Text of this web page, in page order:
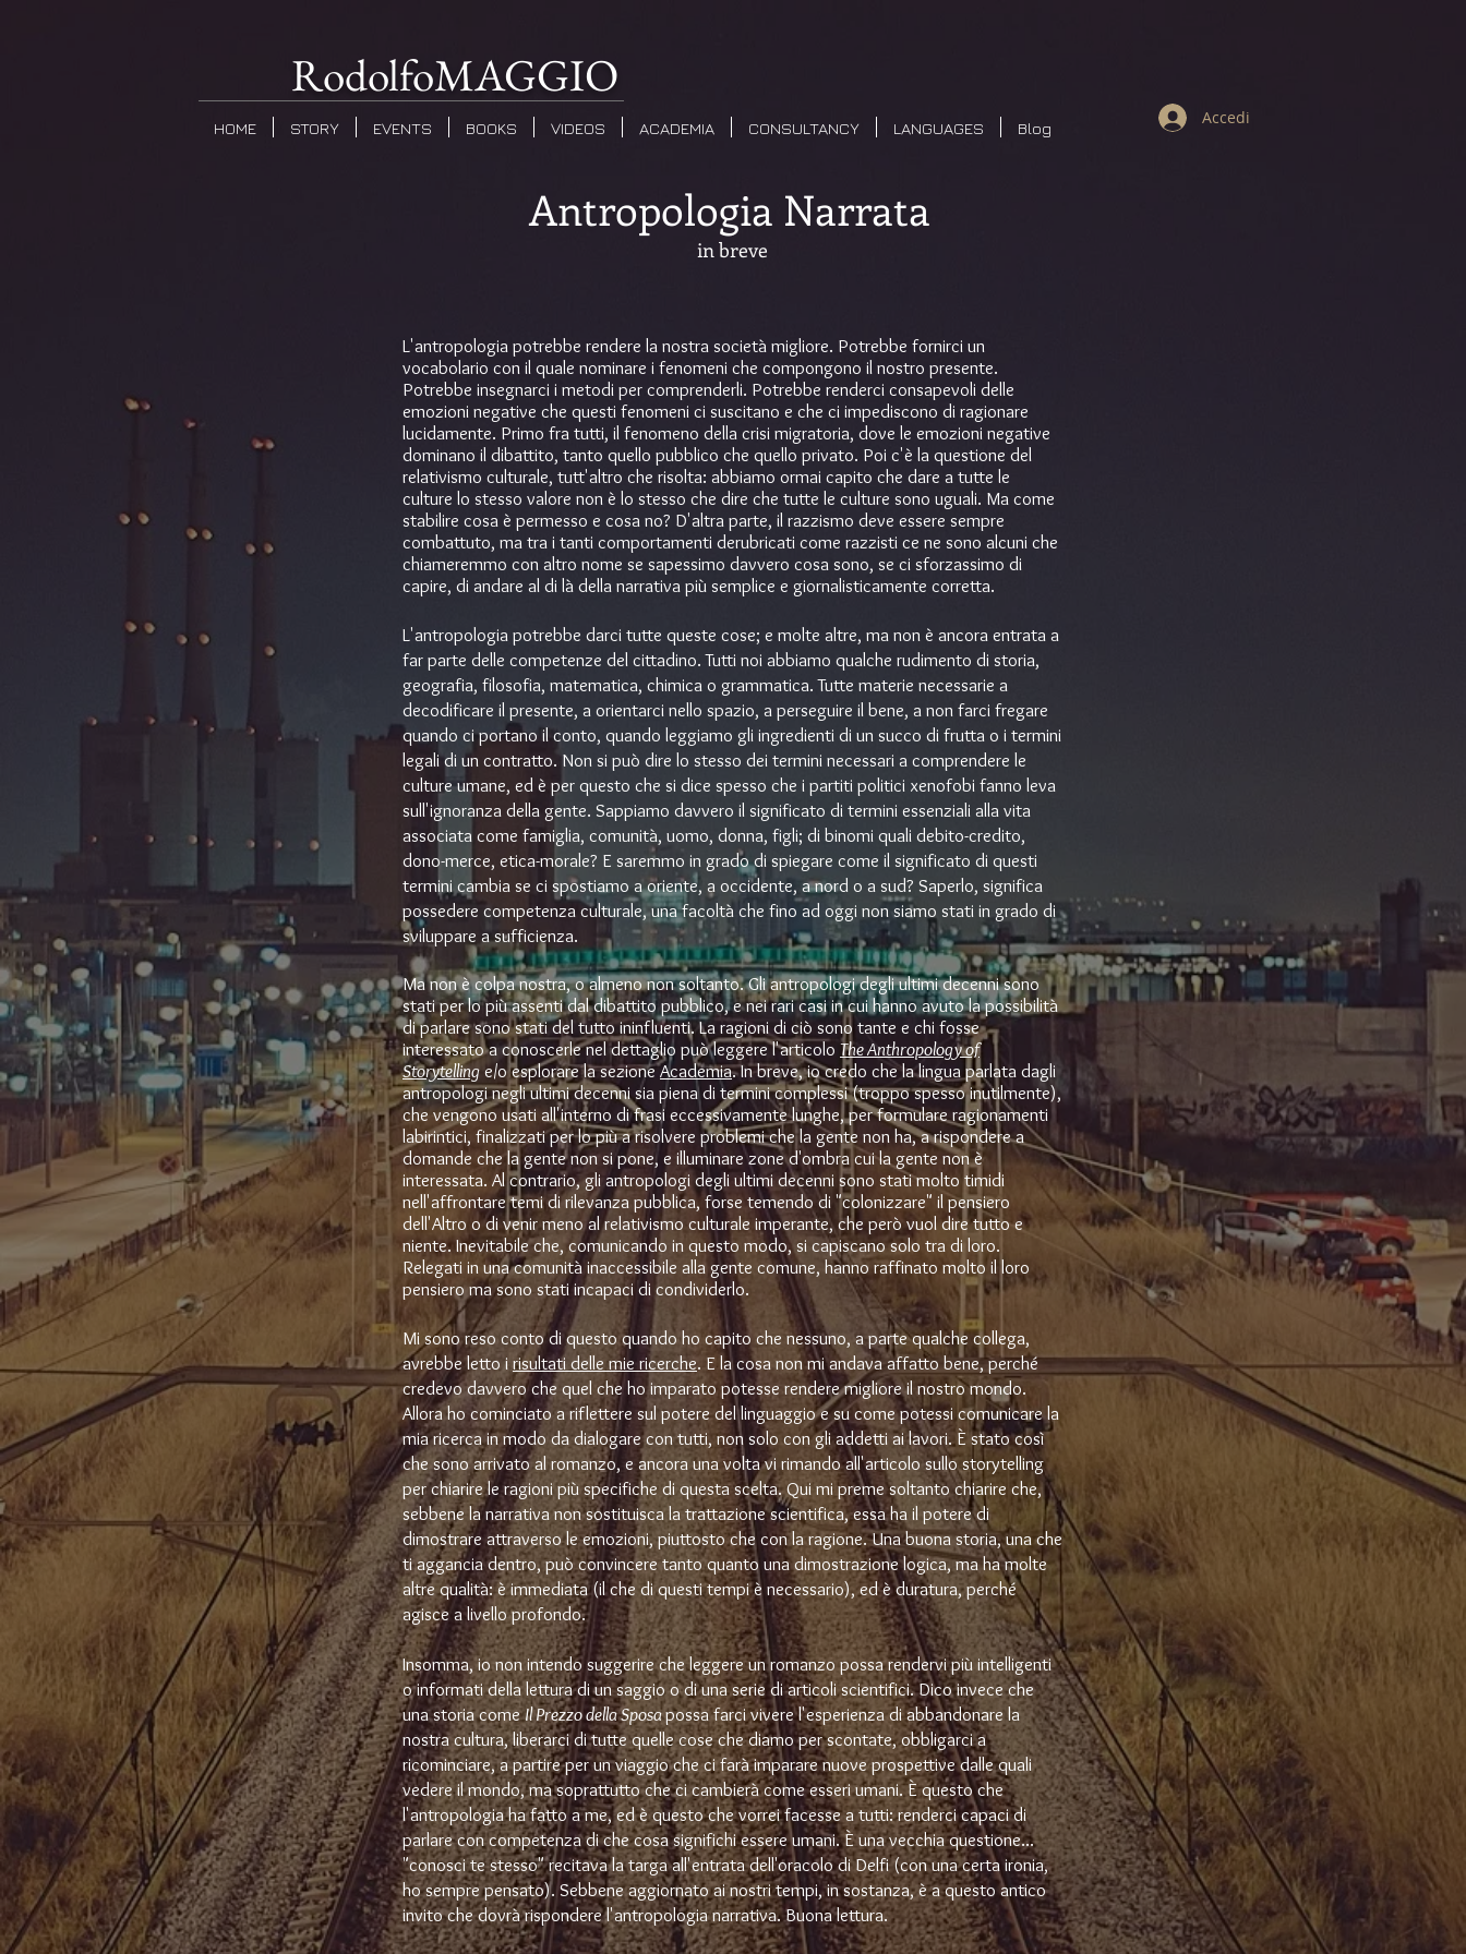
RodolfoMAGGIO
HOME STORY EVENTS BOOKS VIDEOS ACADEMIA CONSULTANCY LANGUAGES Blog
Accedi
Antropologia Narrata
in breve
L'antropologia potrebbe rendere la nostra società migliore. Potrebbe fornirci un
vocabolario con il quale nominare i fenomeni che compongono il nostro presente.
Potrebbe insegnarci i metodi per comprenderli. Potrebbe renderci consapevoli delle
emozioni negative che questi fenomeni ci suscitano e che ci impediscono di ragionare
lucidamente. Primo fra tutti, il fenomeno della crisi migratoria, dove le emozioni negative
dominano il dibattito, tanto quello pubblico che quello privato. Poi c'è la questione del
relativismo culturale, tutt'altro che risolta: abbiamo ormai capito che dare a tutte le
culture lo stesso valore non è lo stesso che dire che tutte le culture sono uguali. Ma come
stabilire cosa è permesso e cosa no? D'altra parte, il razzismo deve essere sempre
combattuto, ma tra i tanti comportamenti derubricati come razzisti ce ne sono alcuni che
chiameremmo con altro nome se sapessimo davvero cosa sono, se ci sforzassimo di
capire, di andare al di là della narrativa più semplice e giornalisticamente corretta.
L'antropologia potrebbe darci tutte queste cose; e molte altre, ma non è ancora entrata a
far parte delle competenze del cittadino. Tutti noi abbiamo qualche rudimento di storia,
geografia, filosofia, matematica, chimica o grammatica. Tutte materie necessarie a
decodificare il presente, a orientarci nello spazio, a perseguire il bene, a non farci fregare
quando ci portano il conto, quando leggiamo gli ingredienti di un succo di frutta o i termini
legali di un contratto. Non si può dire lo stesso dei termini necessari a comprendere le
culture umane, ed è per questo che si dice spesso che i partiti politici xenofobi fanno leva
sull'ignoranza della gente. Sappiamo davvero il significato di termini essenziali alla vita
associata come famiglia, comunità, uomo, donna, figli; di binomi quali debito-credito,
dono-merce, etica-morale? E saremmo in grado di spiegare come il significato di questi
termini cambia se ci spostiamo a oriente, a occidente, a nord o a sud? Saperlo, significa
possedere competenza culturale, una facoltà che fino ad oggi non siamo stati in grado di
sviluppare a sufficienza.
Ma non è colpa nostra, o almeno non soltanto. Gli antropologi degli ultimi decenni sono
stati per lo più assenti dal dibattito pubblico, e nei rari casi in cui hanno avuto la possibilità
di parlare sono stati del tutto ininfluenti. La ragioni di ciò sono tante e chi fosse
interessato a conoscerle nel dettaglio può leggere l'articolo The Anthropology of
Storytelling e/o esplorare la sezioneAcademia. In breve, io credo che la lingua parlata dagli
antropologi negli ultimi decenni sia piena di termini complessi (troppo spesso inutilmente),
che vengono usati all'interno di frasi eccessivamente lunghe, per formulare ragionamenti
labirintici, finalizzati per lo più a risolvere problemi che la gente non ha, a rispondere a
domande che la gente non si pone, e illuminare zone d'ombra cui la gente non è
interessata. Al contrario, gli antropologi degli ultimi decenni sono stati molto timidi
nell'affrontare temi di rilevanza pubblica, forse temendo di "colonizzare" il pensiero
dell'Altro o di venir meno al relativismo culturale imperante, che però vuol dire tutto e
niente. Inevitabile che, comunicando in questo modo, si capiscano solo tra di loro.
Relegati in una comunità inaccessibile alla gente comune, hanno raffinato molto il loro
pensiero ma sono stati incapaci di condividerlo.
Mi sono reso conto di questo quando ho capito che nessuno, a parte qualche collega,
avrebbe letto i risultati delle mie ricerche. E la cosa non mi andava affatto bene, perché
credevo davvero che quel che ho imparato potesse rendere migliore il nostro mondo.
Allora ho cominciato a riflettere sul potere del linguaggio e su come potessi comunicare la
mia ricerca in modo da dialogare con tutti, non solo con gli addetti ai lavori. È stato così
che sono arrivato al romanzo, e ancora una volta vi rimando all'articolo sullo storytelling
per chiarire le ragioni più specifiche di questa scelta. Qui mi preme soltanto chiarire che,
sebbene la narrativa non sostituisca la trattazione scientifica, essa ha il potere di
dimostrare attraverso le emozioni, piuttosto che con la ragione. Una buona storia, una che
ti aggancia dentro, può convincere tanto quanto una dimostrazione logica, ma ha molte
altre qualità: è immediata (il che di questi tempi è necessario), ed è duratura, perché
agisce a livello profondo.
Insomma, io non intendo suggerire che leggere un romanzo possa rendervi più intelligenti
o informati della lettura di un saggio o di una serie di articoli scientifici. Dico invece che
una storia comeIl Prezzo della Sposapossa farci vivere l'esperienza di abbandonare la
nostra cultura, liberarci di tutte quelle cose che diamo per scontate, obbligarci a
ricominciare, a partire per un viaggio che ci farà imparare nuove prospettive dalle quali
vedere il mondo, ma soprattutto che ci cambierà come esseri umani. È questo che
l'antropologia ha fatto a me, ed è questo che vorrei facesse a tutti: renderci capaci di
parlare con competenza di che cosa significhi essere umani. È una vecchia questione...
"conosci te stesso" recitava la targa all'entrata dell'oracolo di Delfi (con una certa ironia,
ho sempre pensato). Sebbene aggiornato ai nostri tempi, in sostanza, è a questo antico
invito che dovrà rispondere l'antropologia narrativa.Buona lettura.